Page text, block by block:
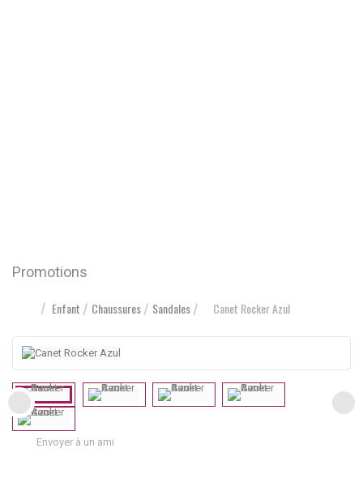
Promotions
Enfant Chaussures Sandales Canet Rocker Azul
Envoyer à un ami